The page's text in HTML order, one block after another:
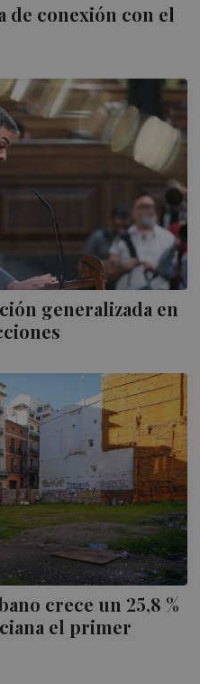
de conexión con el
generalizada en
crece un 25,8 %
el primer